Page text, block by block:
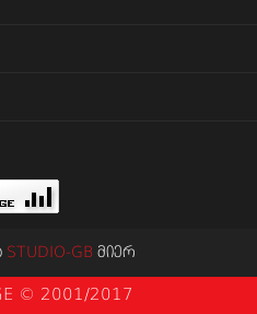
STUDIO-GB მიერ
© 2001/2017